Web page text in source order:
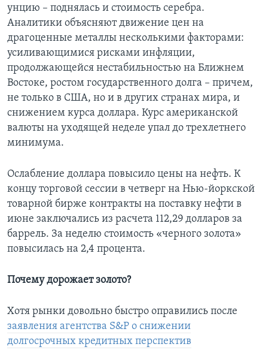
унцию – поднялась и стоимость серебра.
Аналитики объясняют движение цен на
драгоценные металлы несколькими факторами:
усиливающимися рисками инфляции,
продолжающейся нестабильностью на Ближнем
Востоке, ростом государственного долга – причем,
не только в США, но и в других странах мира, и
снижением курса доллара. Курс американской
валюты на уходящей неделе упал до трехлетнего
минимума.
Ослабление доллара повысило цены на нефть. К
концу торговой сессии в четверг на Нью-йоркской
товарной бирже контракты на поставку нефти в
июне заключались из расчета 112,29 долларов за
баррель. За неделю стоимость «черного золота»
повысилась на 2,4 процента.
Почему дорожает золото?
Хотя рынки довольно быстро оправились после
заявления агентства S&P о снижении
долгосрочных кредитных перспектив